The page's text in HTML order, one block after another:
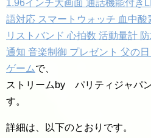
1.96インチ大画面 通話機能付き
語対応 スマートウォッチ 血中酸
リストバンド 心拍数 活動量計
通知 音楽制御 プレゼント 父の
ゲームで、
ストリームby パリティジャパ
す。
詳細は、以下のとおりです。